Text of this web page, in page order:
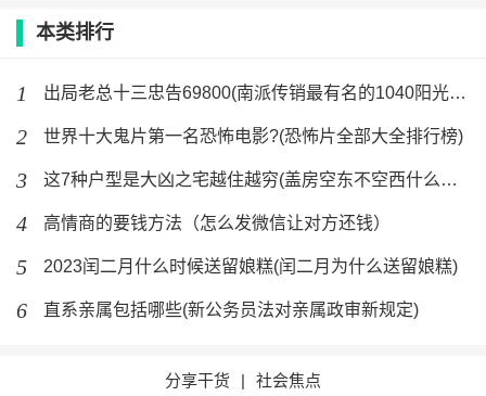
本类排行
1 出局老总十三忠告69800(南派传销最有名的1040阳光工程
2 世界十大鬼片第一名恐怖电影?(恐怖片全部大全排行榜)
3 这7种户型是大凶之宅越住越穷(盖房空东不空西什么意思)
4 高情商的要钱方法（怎么发微信让对方还钱）
5 2023闰二月什么时候送留娘糕(闰二月为什么送留娘糕)
6 直系亲属包括哪些(新公务员法对亲属政审新规定)
分享干货 | 社会焦点